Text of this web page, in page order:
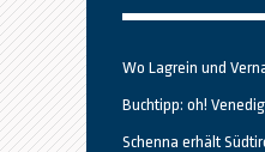
Wo Lagrein und
Buchtipp: oh! Venedig
Schenna erhält